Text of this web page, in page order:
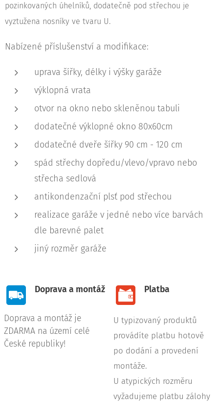
pozinkovaných úhelníků, dodatečně pod střechou je
vyztužena nosníky ve tvaru U.
Nabízené příslušenství a modifikace:
uprava šířky, délky i výšky garáže
výklopná vrata
otvor na okno nebo skleněnou tabuli
dodatečné výklopné okno 80x60cm
dodatečné dveře šířky 90 cm - 120 cm
spád střechy dopředu/vlevo/vpravo nebo
střecha sedlová
antikondenzační plsť pod střechou
realizace garáže v jedné nebo více barvách
dle barevné palet
jiný rozměr garáže
Doprava a montáž
Doprava a montáž je
ZDARMA na území celé
České republiky!
Platba
U typizovaný produktů
provádíte platbu hotově
po dodání a provedení
montáže.
U atypických rozměru
vyžadujeme platbu zálohy